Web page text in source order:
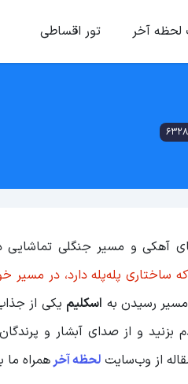
لحظه آخر تور اقساطی
آهکی و مسیر جنگلی
ساختاری پله‌پله دارد، در
مسیر رسیدن به اسکلیم یکی از
بزنید و از صدای آبشار و
از وب‌سایت لحظه آخرهمراه ما